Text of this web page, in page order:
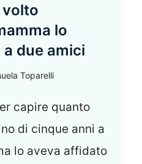
volto
lo
due amici
Toparelli
capire quanto
di cinque anni a
lo aveva affidato